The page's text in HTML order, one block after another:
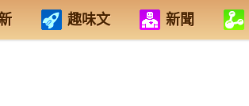
趣味文 新聞